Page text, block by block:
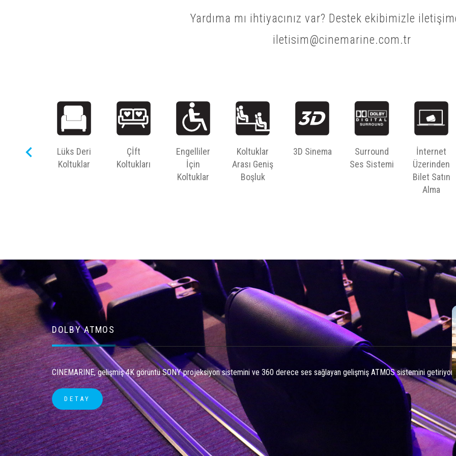
Yardıma mı ihtiyacınız var? Destek ekibimizle
iletisim@cinemarine.com.tr
keyboard_arrow_left
Büyük
Lüks Deri
Koltuklar
Çİft
Koltukları
Engelliler
İçin
Koltuklar
Koltuklar
Arası Geniş
Boşluk
3D Sinema
Surround
Ses Sistemi
İnternet
Üzerinden
Bilet Satın
Alma
DOLBY ATMOS
CINEMARINE, gelişmiş 4K görüntü SONY projeksiyon sistemini ve 360 derece ses sağlayan gelişmiş ATMOS sistemini getiriyor.
DETAY